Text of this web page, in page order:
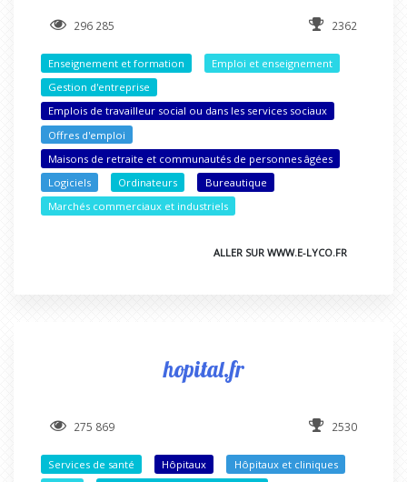
296 285 2362
Enseignement et formation
Emploi et enseignement
Gestion d'entreprise
Emplois de travailleur social ou dans les services sociaux
Offres d'emploi
Maisons de retraite et communautés de personnes âgées
Logiciels
Ordinateurs
Bureautique
Marchés commerciaux et industriels
ALLER SUR WWW.E-LYCO.FR
hopital.fr
275 869 2530
Services de santé Hôpitaux
Hôpitaux et cliniques